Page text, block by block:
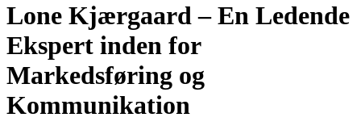
Lone Kjærgaard – En Ledende
Ekspert inden for
Markedsføring og
Kommunikation